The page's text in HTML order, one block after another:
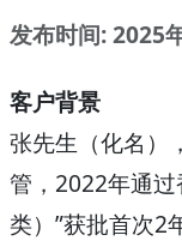
发布时间: 2025
客户背景
张先生（化名）
管，2022年通
类）”获批首次2